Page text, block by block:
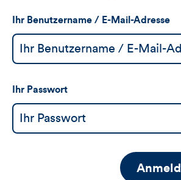
Ihr Benutzername / E-Mail-Adresse
Ihr Passwort